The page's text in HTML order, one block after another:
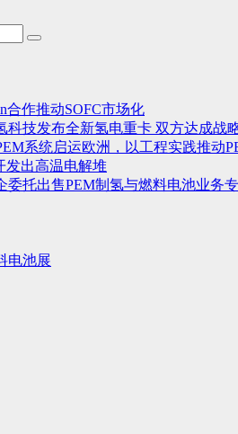
合作推动SOFC市场化
科技发布全新氢电重卡 双方达成战
系统启运欧洲，以工程实践推动
发出高温电解堆
委托出售PEM制氢与燃料电池业务
电池展